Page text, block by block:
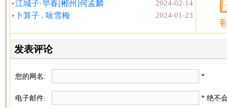
2024-02-14
江城子·早春[郴州]何孟麟
2024-01-23
卜算子 . 咏雪梅
发表评论
您的网名: *
电子邮件: * 绝不